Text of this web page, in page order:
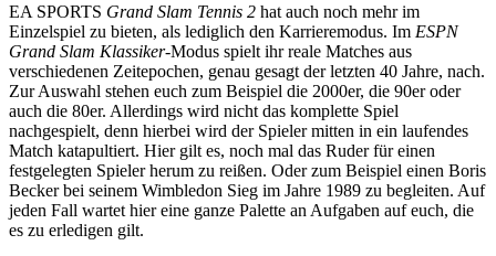
EA SPORTS Grand Slam Tennis 2 hat auch noch mehr im
Einzelspiel zu bieten, als lediglich den Karrieremodus. Im ESPN
Grand Slam Klassiker-Modus spielt ihr reale Matches aus
verschiedenen Zeitepochen, genau gesagt der letzten 40 Jahre, nach.
Zur Auswahl stehen euch zum Beispiel die 2000er, die 90er oder
auch die 80er. Allerdings wird nicht das komplette Spiel
nachgespielt, denn hierbei wird der Spieler mitten in ein laufendes
Match katapultiert. Hier gilt es, noch mal das Ruder für einen
festgelegten Spieler herum zu reißen. Oder zum Beispiel einen Boris
Becker bei seinem Wimbledon Sieg im Jahre 1989 zu begleiten. Auf
jeden Fall wartet hier eine ganze Palette an Aufgaben auf euch, die
es zu erledigen gilt.